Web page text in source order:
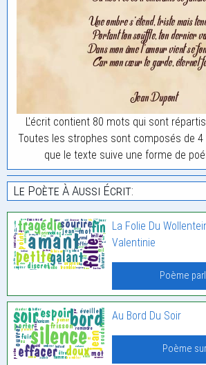
L'écrit contient 80 mots qui sont
Toutes les strophes sont composés de 4
que le texte suive une forme de
Le Poète À Aussi Écrit:
La Folie Du
Valentinie
Poème
Au Bord Du Soir
Poème